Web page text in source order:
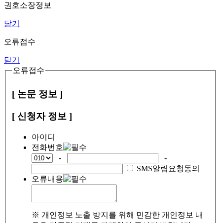
권호소장정보
닫기
오류접수
닫기
오류접수
[ 논문 정보 ]
[ 신청자 정보 ]
아이디
전화번호
-
-
SMS알림요청동의
오류내용
※ 개인정보 노출 방지를 위해 민감한 개인정보 내